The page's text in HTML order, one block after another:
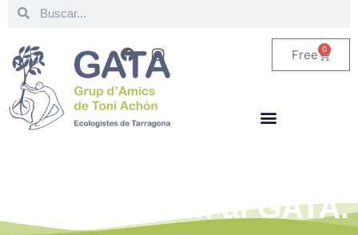
Free 0
tot el que fem al GATA.